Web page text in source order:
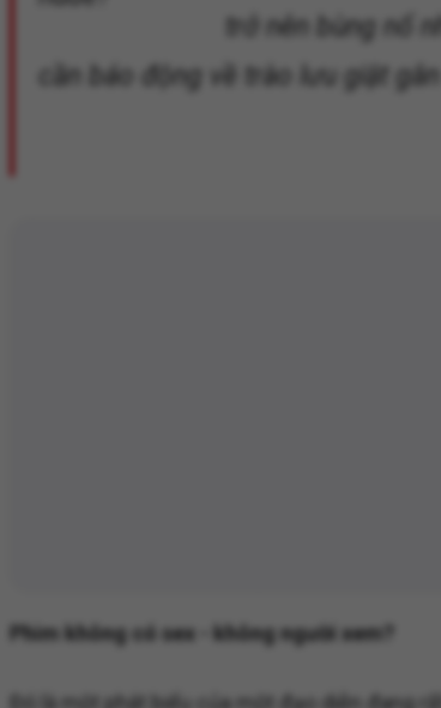
trở nên bùng nổ
cần báo động về trào lưu giật
Phim không có sex - không người xem?
Đó là một phát biểu của một đạo diễn đang